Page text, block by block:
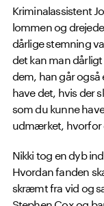
Kriminalassistent
lommen og
dårlige stemning
det kan man
dem, han går
have det, hvis der
som du kunne
udmærket, hvorfor
Nikki tog en dyb
Hvordan fanden
skræmt fra vid og